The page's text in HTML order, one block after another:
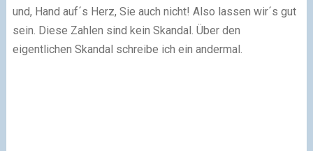
und, Hand auf´s Herz, Sie auch nicht! Also lassen wir´s gut
sein. Diese Zahlen sind kein Skandal. Über den
eigentlichen Skandal schreibe ich ein andermal.